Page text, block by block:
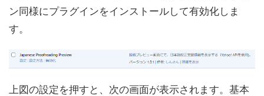
ン同様にプラグインをインストールして有効化しま
す。
上図の設定を押すと、次の画面が表示されます。基本